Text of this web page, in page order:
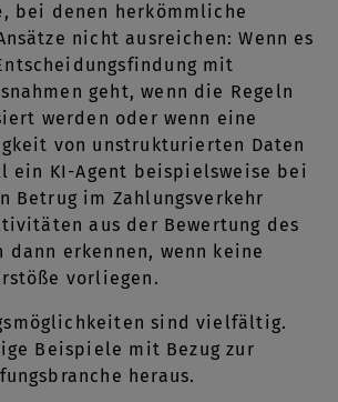
, bei denen herkömmliche
nicht ausreichen: Wenn es
mit
geht, wenn die Regeln
werden oder wenn eine
von unstrukturierten Daten
ein KI-Agent beispielsweise bei
Betrug im Zahlungsverkehr
aus der Bewertung des
dann erkennen, wenn keine
vorliegen.
sind vielfältig.
Beispiele mit Bezug zur
heraus.